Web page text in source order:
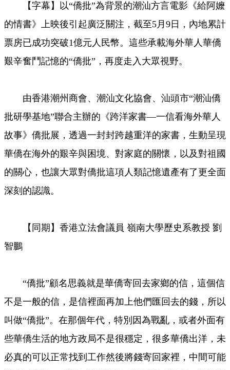
【字幕】以“僑批”為背景的潮汕方言電影《給阿嬤
的情書》上映後引起廣泛關注，截至5月9日，內地累計
票房已成功突破1億元人民幣。這些承載海外華人華僑
艱辛奮鬥記憶的“僑批”，再度走入大眾視野。
由香港潮州商會、潮汕文化協會、汕頭市“潮汕僑
批研學基地”聯合主辦的《跨洋家書—一信看海外華人
故事》僑批展，透過一封封跨越重洋的家書，生動呈現
華僑在海外的艱辛與困境、對家庭的關懷，以及對祖國
的關心，也讓大眾對僑批這項人類記憶遺產有了更全面
深刻的認識。
【同期】香港立法會議員 嶺南大學歷史系教授 劉
智鵬
“僑批”顧名思義就是華僑寄回去家鄉的信，這個信
不是一般的信，是信裡面再加上他們匯回去的錢，所以
叫做“僑批”。在那個年代，特別因為戰亂，或者外面有
些華僑生活的地方政局不是很穩定，很多華僑出洋，未
必真的可以正常找到工作然後將錢寄回家裡，中間可能